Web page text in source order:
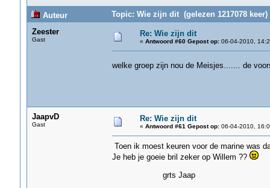
Auteur
Topic: Wie zijn dit (gelezen 1217078 keer)
Zeester
Gast
Re: Wie zijn dit
« Antwoord #60 Gepost op:06-04-2010,
welke groep zijn nou de Meisjes....... de
JaapvD
Gast
Re: Wie zijn dit
« Antwoord #61 Gepost op:06-04-2010,
Toen ik moest keuren voor de marine was
Je heb je goeie bril zeker op Willem ??
grts Jaap